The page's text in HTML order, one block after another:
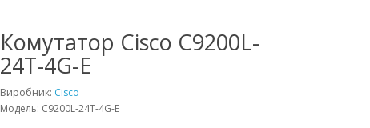
Комутатор Cisco C9200L-
24T-4G-E
Виробник: Cisco
Модель: C9200L-24T-4G-E